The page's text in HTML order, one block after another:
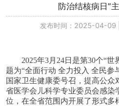
防治结核病日”
发布时间：2025-04-09
2025年3月24日是第30个“
题为“全面行动 全力投入 全民参
国家卫生健康委号召，提高公众
省医学会儿科学专业委员会感染
位，在全省范围内开展了形式多